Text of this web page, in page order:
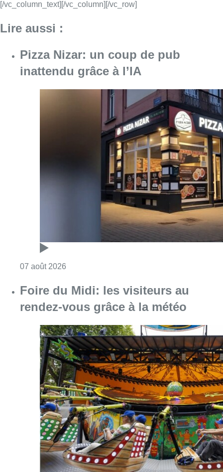
Consulter l'article "Pizza Nizar: un coup de
Foire du Midi: les visiteurs au
rendez-vous grâce à la météo
07 août 2026 Consulter l'article "Foire du Midi: les
Les Bruxellois respectent mieux les
zones 30 ?